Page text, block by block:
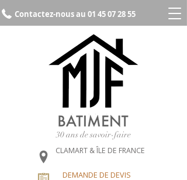
Contactez-nous au 01 45 07 28 55
30 ans de savoir-faire
CLAMART & ÎLE DE FRANCE
DEMANDE DE DEVIS